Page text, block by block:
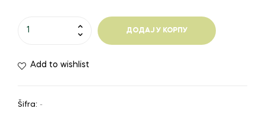
количина
ДОДАЈ У КОРПУ
Add to wishlist
Šifra: -